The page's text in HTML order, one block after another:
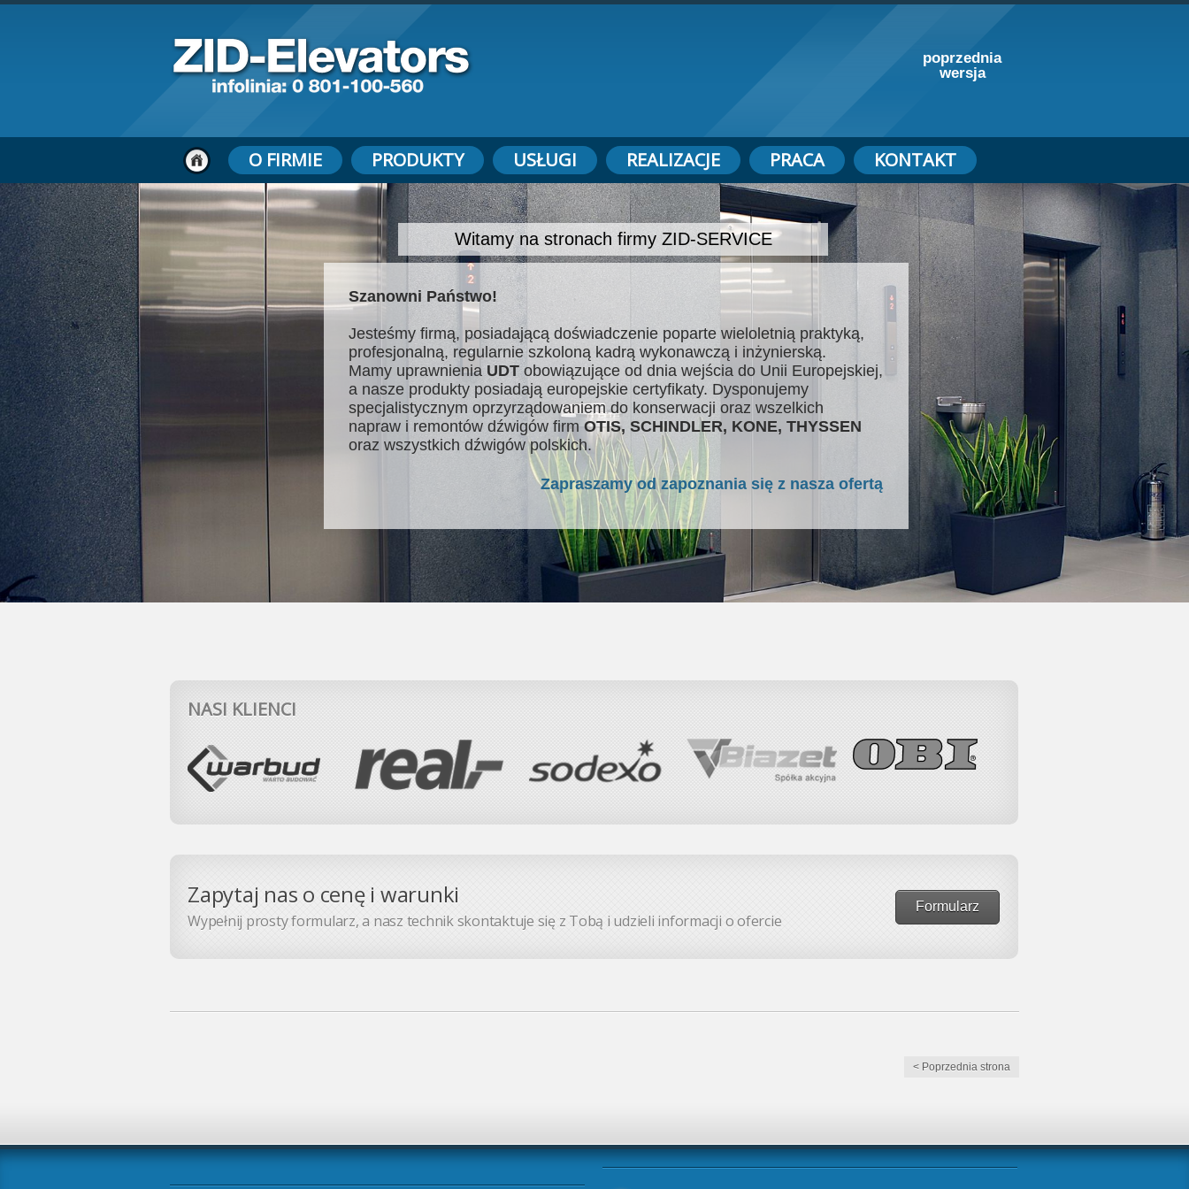
poprzednia
wersja
O FIRMIE PRODUKTY USŁUGI REALIZACJE PRACA KONTAKT
Witamy na stronach firmy ZID-SERVICE
Szanowni Państwo!
Jesteśmy firmą, posiadającą doświadczenie poparte wieloletnią praktyką,
profesjonalną, regularnie szkoloną kadrą wykonawczą i inżynierską.
Mamy uprawnienia UDT obowiązujące od dnia wejścia do Unii Europejskiej,
a nasze produkty posiadają europejskie certyfikaty. Dysponujemy
specjalistycznym oprzyrządowaniem do konserwacji oraz wszelkich
napraw i remontów dźwigów firmOTIS, SCHINDLER, KONE, THYSSEN
oraz wszystkich dźwigów polskich.
Zapraszamy od zapoznania się z nasza ofertą
NASI KLIENCI
Zapytaj nas o cenę i warunki
Wypełnij prosty formularz, a nasz technik skontaktuje się z Tobą i udzieli informacji o ofercie
Formularz
< Poprzednia strona